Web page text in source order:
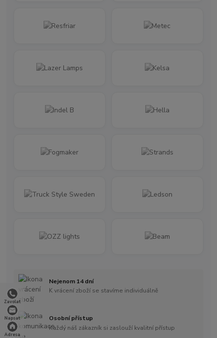
Zavolat
Napsat
Adresa
Nejenom 14 dní
K vrácení zboží se stavíme individuálně
Osobní přístup
Každý náš zákazník si zaslouží kvalitní přístup